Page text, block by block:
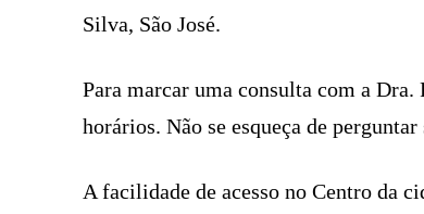
Silva, São José.
Para marcar uma consulta com a
horários. Não se esqueça de
A facilidade de acesso no Centro da